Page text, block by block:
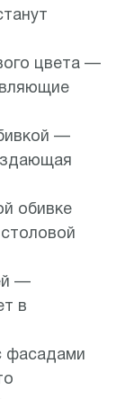
цвета —
—
обивке
—
в
фасадами